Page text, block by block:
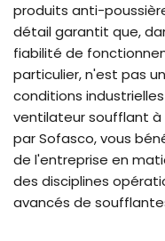
produits anti-
détail garantit que,
fiabilité de
particulier, n'est pas
conditions
ventilateur soufflant
par Sofasco, vous
de l'entreprise en
des disciplines
avancés de